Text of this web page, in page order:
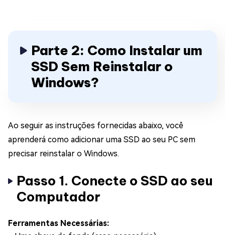
Parte 2: Como Instalar um
SSD Sem Reinstalar o
Windows?
Ao seguir as instruções fornecidas abaixo, você
aprenderá como adicionar uma SSD ao seu PC sem
precisar reinstalar o Windows.
Passo 1. Conecte o SSD ao seu
Computador
Ferramentas Necessárias: